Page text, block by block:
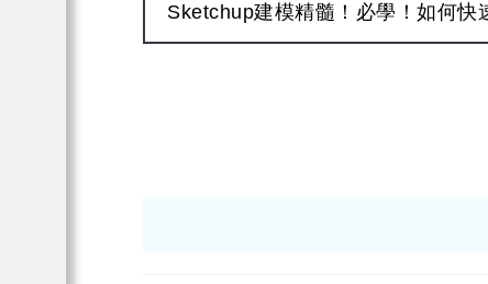
Sketchup建模精髓！必學！如何快